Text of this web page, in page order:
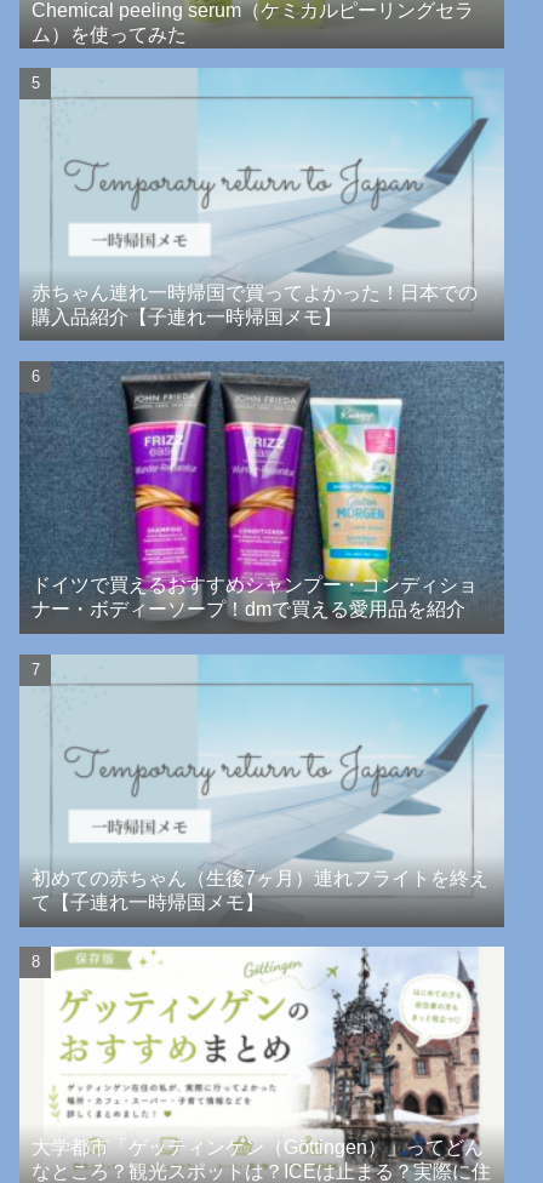
Chemical peeling serum（ケミカルピーリングセラ
ム）を使ってみた
赤ちゃん連れ一時帰国で買ってよかった！日本での
購入品紹介【子連れ一時帰国メモ】
ドイツで買えるおすすめシャンプー・コンディショ
ナー・ボディーソープ！dmで買える愛用品を紹介
初めての赤ちゃん（生後7ヶ月）連れフライトを終え
て【子連れ一時帰国メモ】
大学都市「ゲッティンゲン（Göttingen）」ってどん
なところ？観光スポットは？ICEは止まる？実際に住